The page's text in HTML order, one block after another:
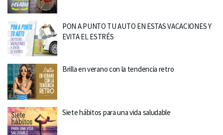
PON A PUNTO TU AUTO EN ESTAS VACACIONES Y
EVITA EL ESTRÉS
Brilla en verano con la tendencia retro
Siete hábitos para una vida saludable